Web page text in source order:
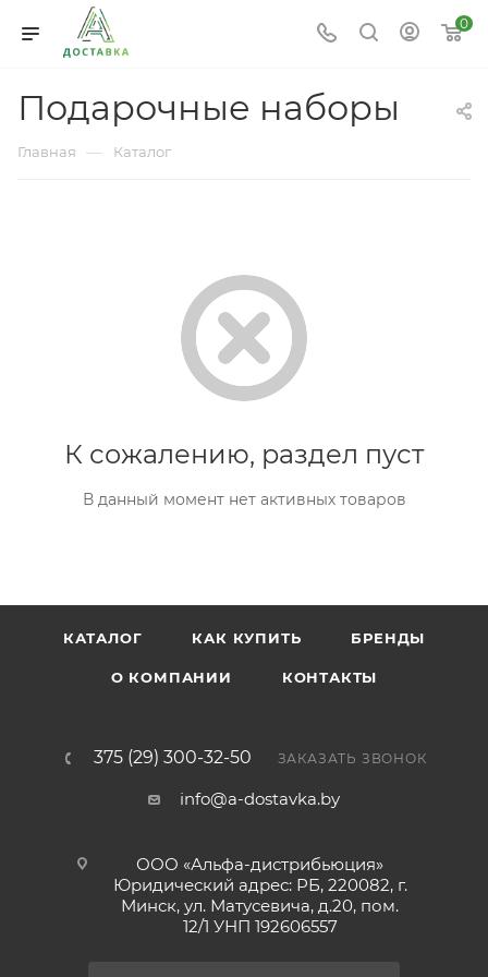
0
Подарочные наборы
Главная — Каталог
К сожалению, раздел пуст
В данный момент нет активных товаров
КАТАЛОГ КАК КУПИТЬ БРЕНДЫ
О КОМПАНИИ КОНТАКТЫ
375 (29) 300-32-50 ЗАКАЗАТЬ ЗВОНОК
info@a-dostavka.by
ООО «Альфа-дистрибьюция»
Юридический адрес: РБ, 220082, г.
Минск, ул. Матусевича, д.20, пом.
12/1 УНП 192606557